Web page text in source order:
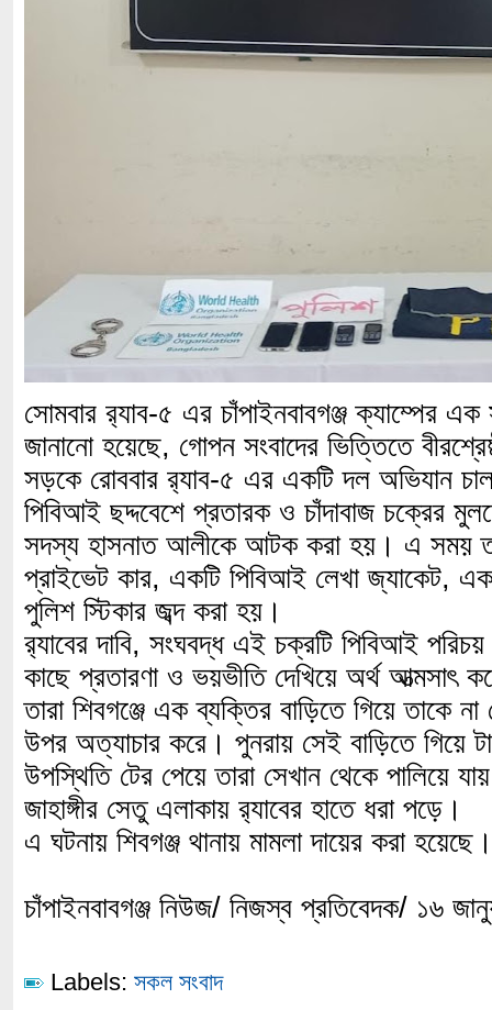
সোমবার র‌্যাব-৫ এর চাঁপাইনবাবগঞ্জ ক্যাম্পের এক
জানানো হয়েছে, গোপন সংবাদের ভিত্তিতে
সড়কে রোববার র‌্যাব-৫ এর একটি দল অভিযান
পিবিআই ছদ্দবেশে প্রতারক ও চাঁদাবাজ চক্রের
সদস্য হাসনাত আলীকে আটক করা হয়। এ সময়
প্রাইভেট কার, একটি পিবিআই লেখা জ্যাকেট,
পুলিশ স্টিকার জব্দ করা হয়।
র‌্যাবের দাবি, সংঘবদ্ধ এই চক্রটি পিবিআই পরিচয়
কাছে প্রতারণা ও ভয়ভীতি দেখিয়ে অর্থ
তারা শিবগঞ্জে এক ব্যক্তির বাড়িতে গিয়ে তাকে না
উপর অত্যাচার করে। পুনরায় সেই বাড়িতে গিয়ে
উপস্থিতি টের পেয়ে তারা সেখান থেকে পালিয়ে
জাহাঙ্গীর সেতু এলাকায় র‌্যাবের হাতে ধরা পড়ে।
এ ঘটনায় শিবগঞ্জ থানায় মামলা দায়ের করা হয়েছে।
চাঁপাইনবাবগঞ্জ নিউজ/ নিজস্ব প্রতিবেদক/ ১৬
Labels: সকল সংবাদ